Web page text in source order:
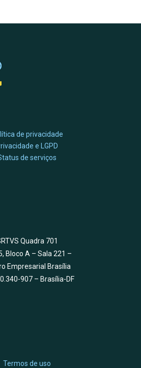
de privacidade
e LGPD
de serviços
Quadra 701
Bloco A – Sala 221 –
Empresarial Brasília
907 – Brasília-DF
Termos de uso